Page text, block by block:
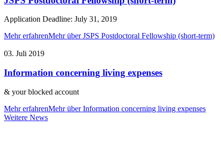
Application Deadline: July 31, 2019
Mehr erfahrenMehr über JSPS Postdoctoral Fellowship (short-term)
03. Juli 2019
Information concerning living expenses
& your blocked account
Mehr erfahrenMehr über Information concerning living expenses
Weitere NewsWeitere